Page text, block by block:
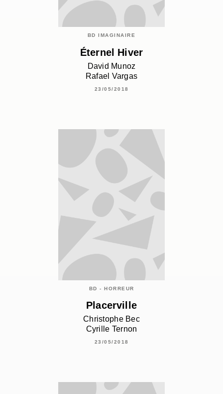
BD IMAGINAIRE
Éternel Hiver
David Munoz
Rafael Vargas
23/05/2018
BD - HORREUR
Placerville
Christophe Bec
Cyrille Ternon
23/05/2018